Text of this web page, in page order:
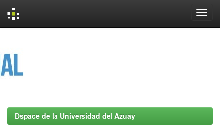
Dspace de la Universidad del Azuay